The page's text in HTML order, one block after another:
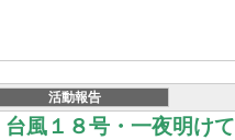
活動報告
台風１８号・一夜明けて